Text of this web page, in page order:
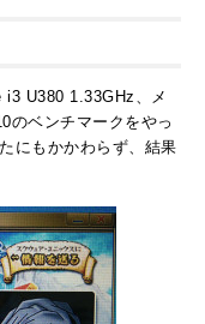
i3 U380 1.33GHz、メ
のベンチマークをやっ
にもかかわらず、結果